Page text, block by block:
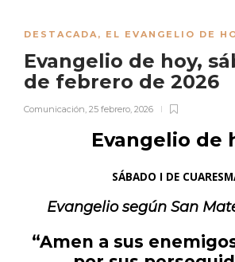
DESTACADA, EL EVANGELIO DE
Evangelio de hoy,
de febrero de 2026
Comunicación, 25 febrero, 2026
Evangelio de
SÁBADO I DE
Evangelio según San
“Amen a sus